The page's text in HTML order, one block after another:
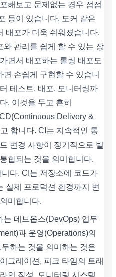
해보고 문제없는 경우 점점
등이 있습니다. 도커 같은
배포가 더욱 쉬워졌습니다.
와 관리를 쉽게 할 수 있는 장
면서 배포하는 롤링 배포도
손쉽게 구현할 수 있습니
테스트, 배포, 모니터링까
. 이것을 두고 흔히
Delivery &
합니다. CI는 지속적인 통
변경 사항이 정기적으로 빌
합되는 것을 의미합니다.
다. CI는 저장소에 코드가
실제 프로덕션 환경까지 변
미합니다.
는 데브옵스(DevOps) 업무
과 운영(Operations)의
하는 것을 의미하는 것은
그레이션, 피크 타임의 트래
인 작성, 모니터링 시스템